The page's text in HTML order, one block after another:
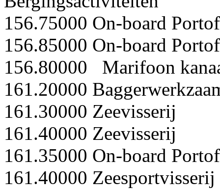
156.75000 On-board
156.85000 On-board
156.80000 Marifoon
161.20000
161.30000 Zeevisserij
161.40000 Zeevisserij
161.35000 On-board
161.40000 Zeesportvisserij